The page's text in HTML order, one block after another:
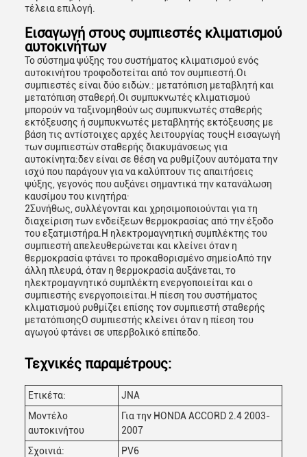
τέλεια επιλογή.
Εισαγωγή στους συμπιεστές κλιματισμού
αυτοκινήτων
Το σύστημα ψύξης του συστήματος κλιματισμού ενός
αυτοκινήτου τροφοδοτείται από τον συμπιεστή.Οι
συμπιεστές είναι δύο ειδών.: μετατόπιση μεταβλητή και
μετατόπιση σταθερή.Οι συμπυκνωτές κλιματισμού
μπορούν να ταξινομηθούν ως συμπυκνωτές σταθερής
εκτόξευσης ή συμπυκνωτές μεταβλητής εκτόξευσης με
βάση τις αντίστοιχες αρχές λειτουργίας τουςΗ εισαγωγή
των συμπιεστών σταθερής διακυμάνσεως για
αυτοκίνητα:δεν είναι σε θέση να ρυθμίζουν αυτόματα την
ισχύ που παράγουν για να καλύπτουν τις απαιτήσεις
ψύξης, γεγονός που αυξάνει σημαντικά την κατανάλωση
καυσίμου του κινητήρα·
2Συνήθως, συλλέγονται και χρησιμοποιούνται για τη
διαχείριση των ενδείξεων θερμοκρασίας από την έξοδο
του εξατμιστήρα.Η ηλεκτρομαγνητική συμπλέκτης του
συμπιεστή απελευθερώνεται και κλείνει όταν η
θερμοκρασία φτάνει το προκαθορισμένο σημείοΑπό την
άλλη πλευρά, όταν η θερμοκρασία αυξάνεται, το
ηλεκτρομαγνητικό συμπλέκτη ενεργοποιείται και ο
συμπιεστής ενεργοποιείται.Η πίεση του συστήματος
κλιματισμού ρυθμίζει επίσης τον συμπιεστή σταθερής
μετατόπισηςΟ συμπιεστής κλείνει όταν η πίεση του
αγωγού φτάνει σε υπερβολικό επίπεδο.
Τεχνικές παραμέτρους:
Ετικέτα:
JNA
Μοντέλο
αυτοκινήτου
Για την HONDA ACCORD 2.4 2003-
2007
Σχοινιά:
PV6